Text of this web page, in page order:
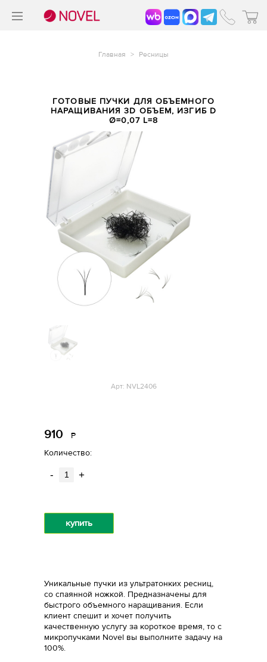
Главная > Ресницы
ГОТОВЫЕ ПУЧКИ ДЛЯ ОБЪЕМНОГО
НАРАЩИВАНИЯ 3D ОБЪЕМ, ИЗГИБ D
Ø=0,07 L=8
Арт: NVL2406
910 Р
Количество:
- +
купить
Уникальные пучки из ультратонких ресниц,
со спаянной ножкой. Предназначены для
быстрого объемного наращивания. Если
клиент спешит и хочет получить
качественную услугу за короткое время, то c
микропучками Novel вы выполните задачу на
100%.